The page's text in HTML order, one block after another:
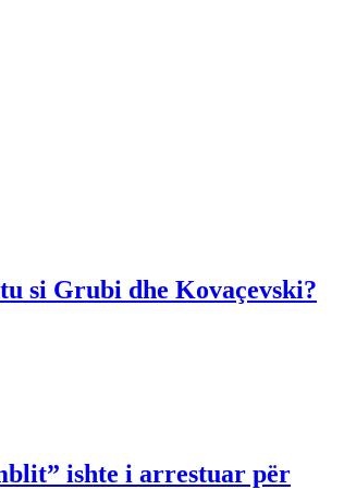
si Grubi dhe Kovaçevski?
ishte i arrestuar për